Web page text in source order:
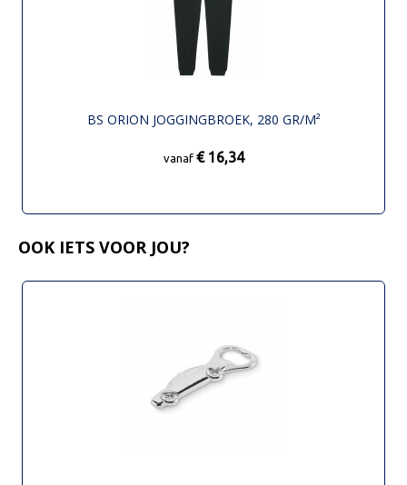
BS ORION JOGGINGBROEK, 280 GR/M²
vanaf € 16,34
OOK IETS VOOR JOU?